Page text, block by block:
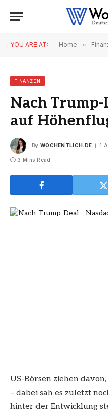
YOU ARE AT: Home »
FINANZEN
Nach Trump-
auf
By WOCHENTLICH.DE 1
3 Mins Read
US-Börsen ziehen
– dabei sah es zuletzt
hinter der Entwicklung